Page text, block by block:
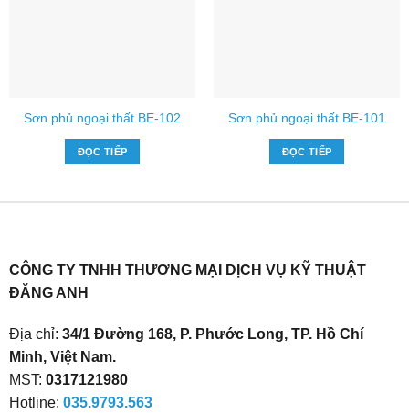
Sơn phủ ngoại thất BE-102
ĐỌC TIẾP
Sơn phủ ngoại thất BE-101
ĐỌC TIẾP
CÔNG TY TNHH THƯƠNG MẠI DỊCH VỤ KỸ THUẬT
ĐĂNG ANH
Địa chỉ: 34/1 Đường 168, P. Phước Long, TP. Hồ Chí
Minh, Việt Nam.
MST: 0317121980
Hotline: 035.9793.563